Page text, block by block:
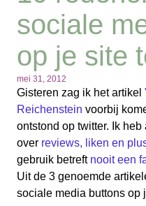
sociale
op je site
mei 31, 2012
Gisteren zag ik het artikel
Reichenstein voorbij
ontstond op twitter. Ik
over reviews, liken en
gebruik betreft nooit een
Uit de 3 genoemde
sociale media buttons op